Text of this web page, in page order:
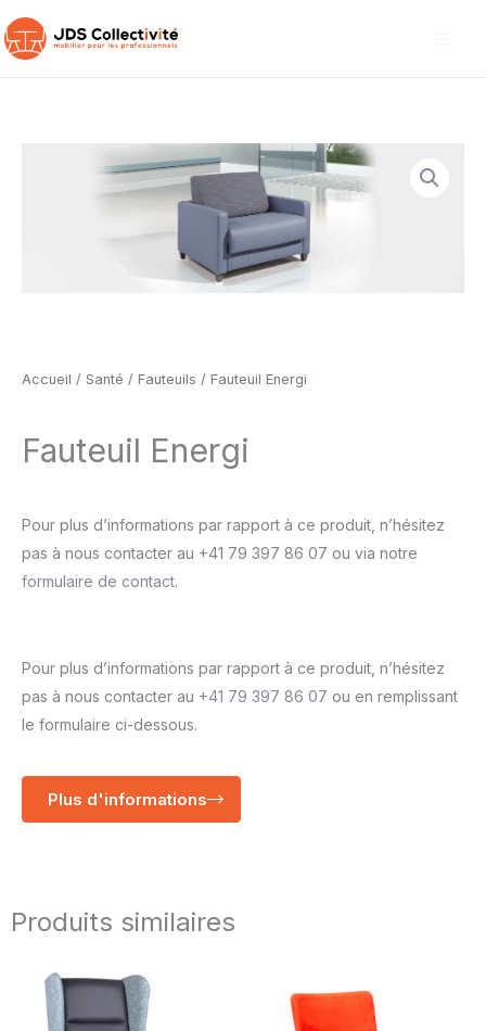
au
Accueil / Santé / Fauteuils / Fauteuil Energi
Fauteuil Energi
Pour plus d’informations par rapport à ce produit, n’hésitez
pas à nous contacter au +41 79 397 86 07 ou via notre
formulaire de contact.
Pour plus d’informations par rapport à ce produit, n’hésitez
pas à nous contacter au +41 79 397 86 07 ou en remplissant
le formulaire ci-dessous.
Plus d'informations
Produits similaires